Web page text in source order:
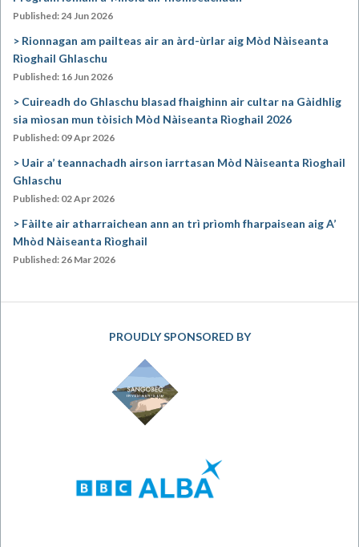
Published: 24 Jun 2026
Rionnagan am pailteas air an àrd-ùrlar aig Mòd Nàiseanta
Rìoghail Ghlaschu
Published: 16 Jun 2026
Cuireadh do Ghlaschu blasad fhaighinn air cultar na Gàidhlig
sia mìosan mun tòisich Mòd Nàiseanta Rìoghail 2026
Published: 09 Apr 2026
Uair a’ teannachadh airson iarrtasan Mòd Nàiseanta Rìoghail
Ghlaschu
Published: 02 Apr 2026
Fàilte air atharraichean ann an trì prìomh fharpaisean aig A’
Mhòd Nàiseanta Rìoghail
Published: 26 Mar 2026
PROUDLY SPONSORED BY